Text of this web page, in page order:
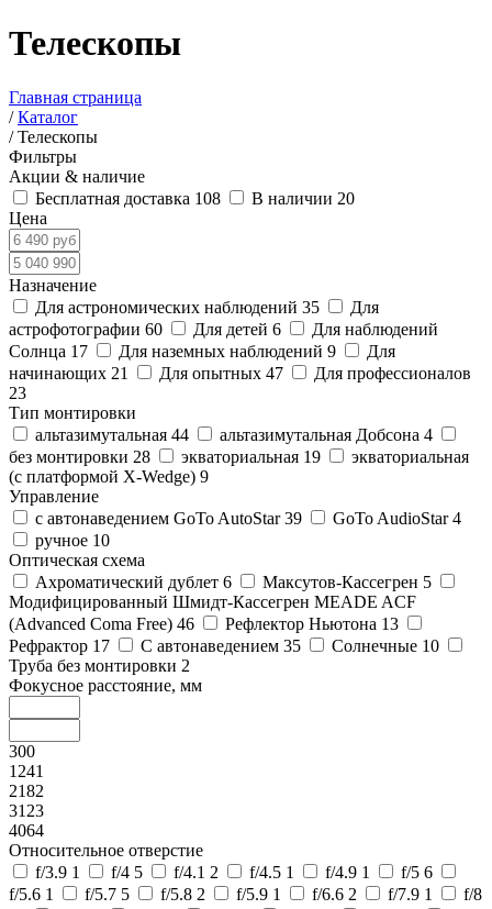
Телескопы
Главная страница
/Каталог
/Телескопы
Фильтры
Акции & наличие
Бесплатная доставка 108 В наличии 20
Цена
Назначение
Для астрономических наблюдений 35
Для
астрофотографии 60 Для детей 6
Для наблюдений
Солнца 17 Для наземных наблюдений 9
Для
начинающих 21 Для опытных 47
Для профессионалов
23
Тип монтировки
альтазимутальная 44 альтазимутальная Добсона 4
без монтировки 28 экваториальная 19
экваториальная
(с платформой X-Wedge) 9
Управление
c автонаведением GoTo AutoStar39 GoTo AudioStar4
ручное 10
Оптическая схема
Ахроматический дублет 6 Максутов-Кассегрен 5
Модифицированный Шмидт-Кассегрен MEADE ACF
(Advanced Coma Free) 46 Рефлектор Ньютона 13
Рефрактор 17 С автонаведением 35 Солнечные 10
Труба без монтировки 2
Фокусное расстояние, мм
300
1241
2182
3123
4064
Относительное отверстие
f/3.9 1 f/4 5 f/4.1 2 f/4.5 1 f/4.9 1 f/5 6
f/5.6 1 f/5.7 5 f/5.8 2 f/5.9 1 f/6.6 2 f/7.9 1
f/8